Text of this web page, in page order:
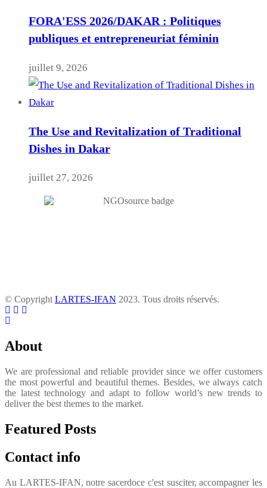
FORA'ESS 2026/DAKAR : Politiques
publiques et entrepreneuriat féminin
juillet 9, 2026
The Use and Revitalization of Traditional
Dishes in Dakar
juillet 27, 2026
© Copyright LARTES-IFAN 2023. Tous droits réservés.
About
We are professional and reliable provider since we offer customers
the most powerful and beautiful themes. Besides, we always catch
the latest technology and adapt to follow world’s new trends to
deliver the best themes to the market.
Featured Posts
Contact info
Au LARTES-IFAN, notre sacerdoce c'est susciter, accompagner les